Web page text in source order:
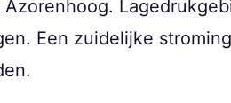
Een zuidelijke